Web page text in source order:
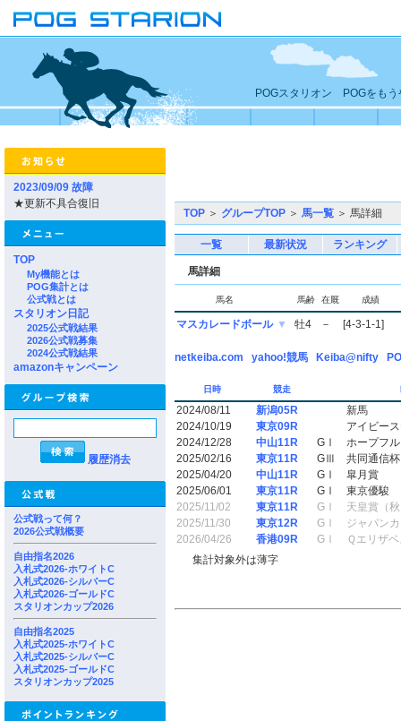
POGスタリオン POGをもう
2023/09/09 故障
★更新不具合復旧
TOP
My機能とは
POG集計とは
公式戦とは
スタリオン日記
2025公式戦結果
2026公式戦募集
2024公式戦結果
amazonキャンペーン
履歴消去
公式戦って何？
2026公式戦概要
自由指名2026
入札式2026-ホワイトC
入札式2026-シルバーC
入札式2026-ゴールドC
スタリオンカップ2026
自由指名2025
入札式2025-ホワイトC
入札式2025-シルバーC
入札式2025-ゴールドC
スタリオンカップ2025
TOP ＞ グループTOP ＞ 馬一覧 ＞ 馬詳細
一覧 最新状況 ランキング
馬詳細
馬名 馬齢 在厩 成績
マスカレードボール ▼ 牡4 － [4-3-1-1]
netkeiba.com yahoo!競馬 Keiba@nifty
日時 競走
2024/08/11 新潟05R
新馬
2024/10/19
東京09R
アイビー
2024/12/28
中山11R GⅠ
ホープフ
2025/02/16
東京11R GⅢ
共同通信杯
2025/04/20
中山11R GⅠ
皐月賞
2025/06/01
東京11R GⅠ
東京優駿
2025/11/02
東京11R GⅠ
天皇賞（
2025/11/30
東京12R GⅠ
ジャパン
2026/04/26
香港09R GⅠ
Ｑエリザ
集計対象外は薄字